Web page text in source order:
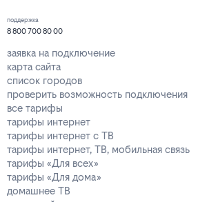
поддержка
8 800 700 80 00
заявка на подключение
карта сайта
список городов
проверить возможность подключения
все тарифы
тарифы интернет
тарифы интернет с ТВ
тарифы интернет, ТВ, мобильная связь
тарифы «Для всех»
тарифы «Для дома»
домашнее ТВ